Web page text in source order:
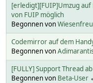
[erledigt][FUIP]Umzug
von FUIP möglich
Begonnen von
Codemirror auf dem
Begonnen von
[FULLY] Support Thread
Begonnen von Beta-User